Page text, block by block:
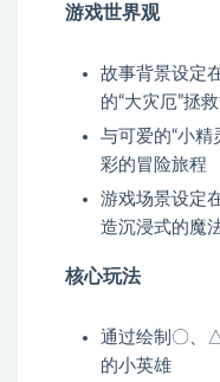
游戏世界观
故事背景设定
的“大灾厄”拯
与可爱的“小精
彩的冒险旅程
游戏场景设定
造沉浸式的魔
核心玩法
通过绘制〇、
的小英雄